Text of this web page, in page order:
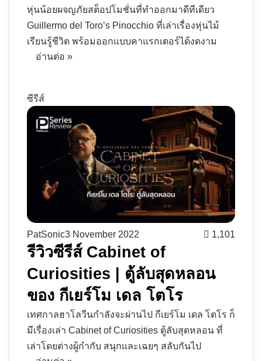
หุ่นน้อยผจญภัยสต็อปโมชั่นที่ทำออกมาดีทีเดียว
Guillermo del Toro’s Pinocchio ที่เล่าเรื่องหุ่นไม้
เรียนรู้ชีวิต พร้อมออกแบบคาแรกเตอร์ได้งดงาม
อ่านต่อ »
ซีรีส์
PatSonic3 November 2022 1,101
รีวิวซีรีส์ Cabinet of
Curiosities | ตู้ลับสุดหลอน
ของ กีเยร์โม เดล โตโร
เทศกาลฮาโลวีนกำลังจะผ่านไป กีเยร์โม เดล โตโร ก็
มีเรื่องเล่า Cabinet of Curiosities ตู้ลับสุดหลอน ที่
เล่าโดยต่างผู้กำกับ สนุกและเฉยๆ สลับกันไป